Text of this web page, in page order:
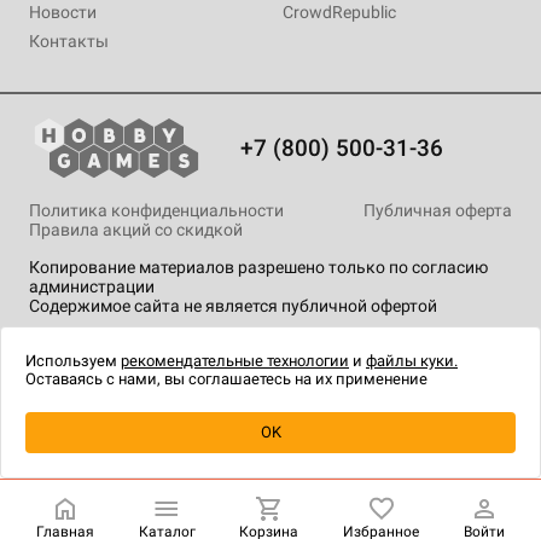
Уведомить о наличии
Новости
Контакты
CrowdRepublic
+7 (800) 500-31-36
Копирование материалов разрешено только по согласию
администрации
Содержимое сайта не является публичной офертой
Политика конфиденциальности
Публичная оферта
Правила акций со скидкой
технологии.
Главная Каталог Корзина Избранное Войти
Используем рекомендательные технологии и файлы куки.
Оставаясь с нами, вы соглашаетесь на их применение
OK